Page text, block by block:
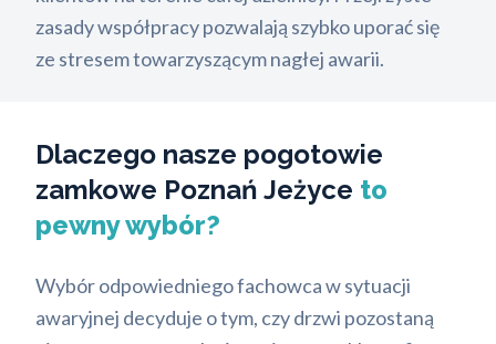
zasady współpracy pozwalają szybko uporać się
ze stresem towarzyszącym nagłej awarii.
Dlaczego nasze pogotowie
zamkowe Poznań Jeżyce to
pewny wybór?
Wybór odpowiedniego fachowca w sytuacji
awaryjnej decyduje o tym, czy drzwi pozostaną